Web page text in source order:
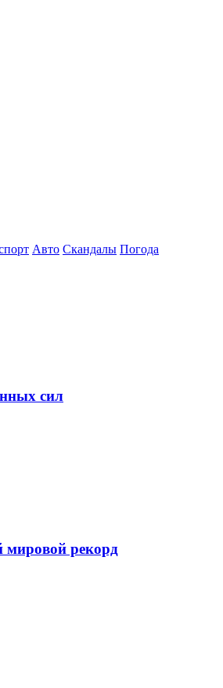
Авто Скандалы Погода
сил
мировой рекорд